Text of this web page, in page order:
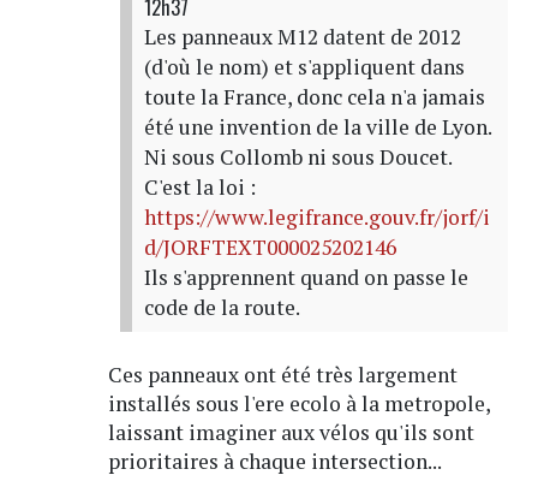
12h37
Les panneaux M12 datent de 2012
(d'où le nom) et s'appliquent dans
toute la France, donc cela n'a jamais
été une invention de la ville de Lyon.
Ni sous Collomb ni sous Doucet.
C'est la loi :
https://www.legifrance.gouv.fr/jorf/i
d/JORFTEXT000025202146
Ils s'apprennent quand on passe le
code de la route.
Ces panneaux ont été très largement
installés sous l'ere ecolo à la metropole,
laissant imaginer aux vélos qu'ils sont
prioritaires à chaque intersection...